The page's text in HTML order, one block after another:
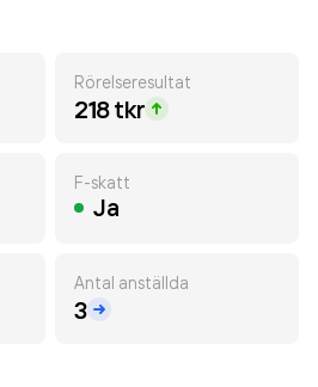
Rörelseresultat
218 tkr
F-skatt
Ja
Antal anställda
3